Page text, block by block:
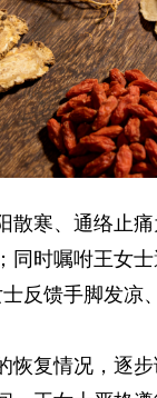
散寒、通络止
同时嘱咐王女
反馈手脚发凉
恢复情况，逐